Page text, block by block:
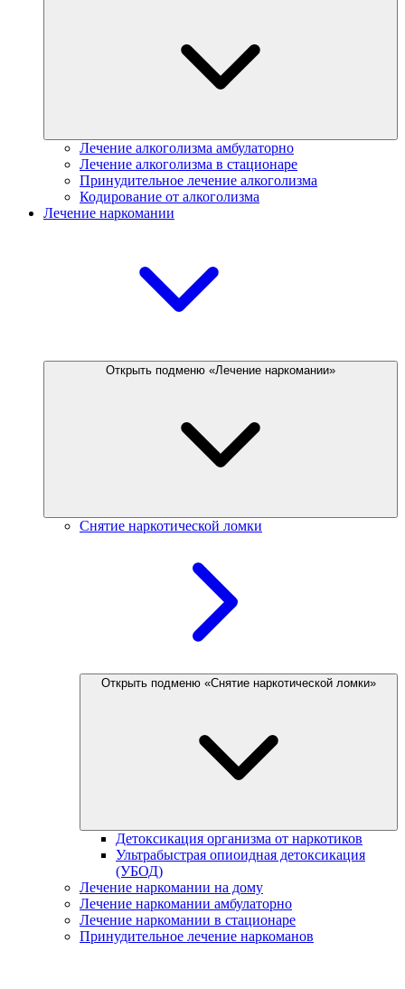
Лечение алкоголизма амбулаторно
Лечение алкоголизма в стационаре
Принудительное лечение алкоголизма
Кодирование от алкоголизма
Лечение наркомании
Открыть подменю «Лечение наркомании»
Снятие наркотической ломки
Открыть подменю «Снятие наркотической ломки»
Детоксикация организма от наркотиков
Ультрабыстрая опиоидная детоксикация
(УБОД)
Лечение наркомании на дому
Лечение наркомании амбулаторно
Лечение наркомании в стационаре
Принудительное лечение наркоманов